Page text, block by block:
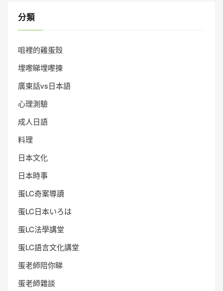
分類
咀裡的雞蛋殼
埋嚟睇埋嚟揀
廣東話vs日本語
心理測驗
成人日語
料理
日本文化
日本時事
蛋LC奇案導讀
蛋LC日本いろは
蛋LC法學講堂
蛋LC語言文化講堂
蛋老師陪你睇
蛋老師雜談